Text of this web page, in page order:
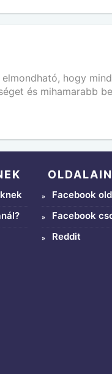
hogy
és mihamarabb
Facebook
Facebook
Reddit